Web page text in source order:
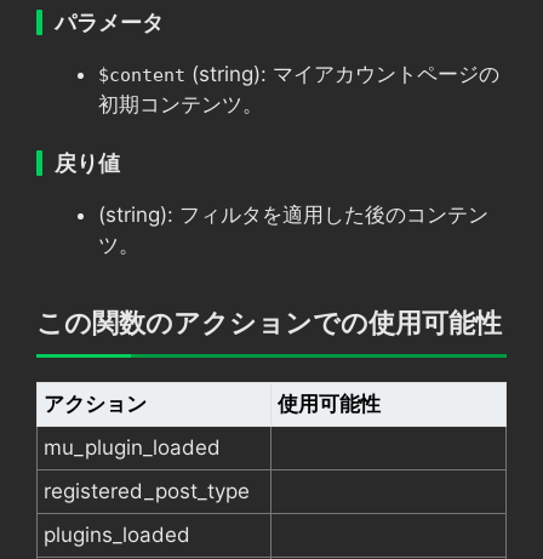
パラメータ
$content (string): マイアカウントページの
初期コンテンツ。
戻り値
(string): フィルタを適用した後のコンテン
ツ。
この関数のアクションでの使用可能性
アクション
使用可能性
mu_plugin_loaded
registered_post_type
plugins_loaded